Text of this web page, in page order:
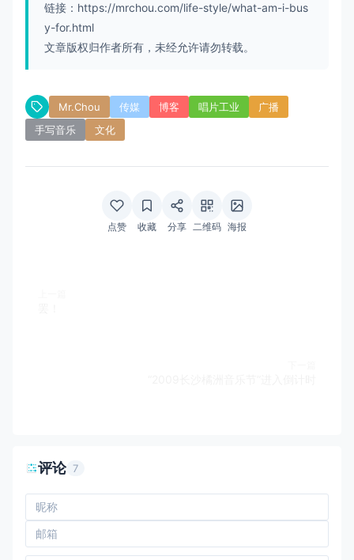
链接：https://mrchou.com/life-style/what-am-i-bus
y-for.html
文章版权归作者所有，未经允许请勿转载。
Mr.Chou 传媒 博客 唱片工业
广播
手写音乐
文化
点赞 收藏 分享 二维码 海报
评论 7